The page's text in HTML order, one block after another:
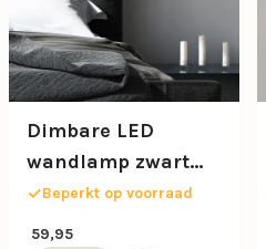
Dimbare LED
wandlamp zwart
oplaadbaar
Beperkt op voorraad
59,95